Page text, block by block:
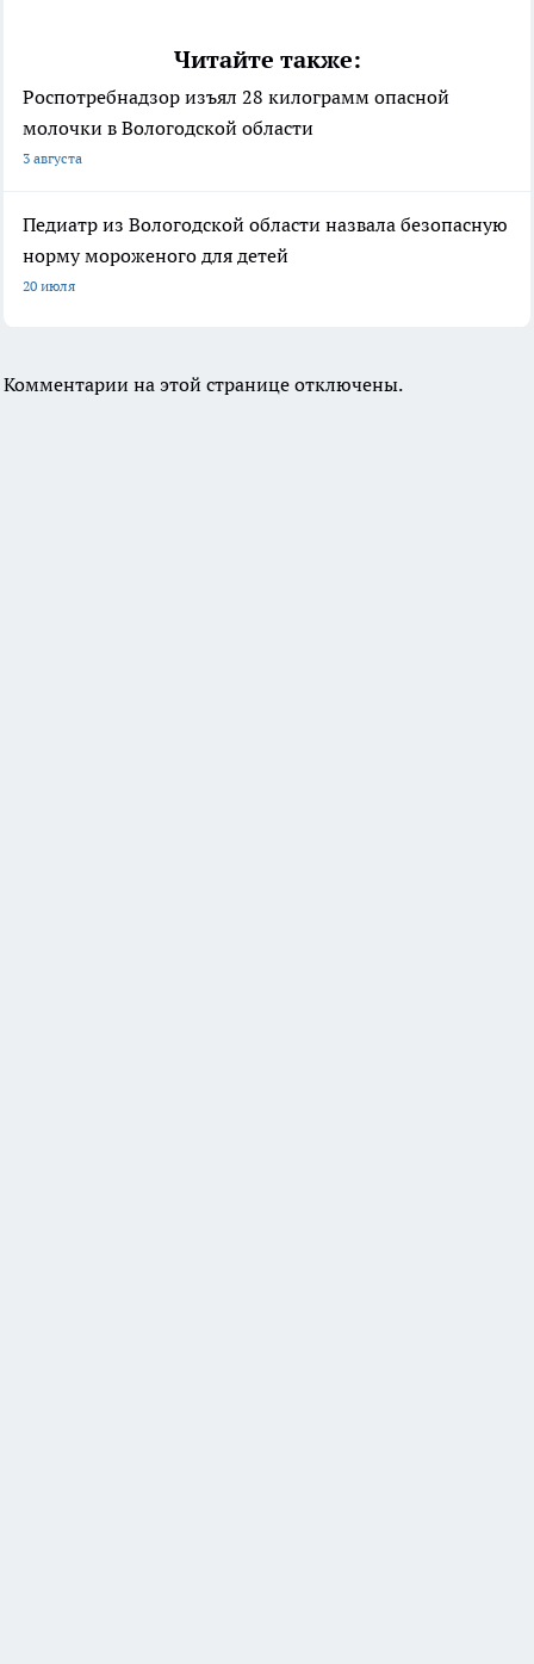
Читайте также:
Роспотребнадзор изъял 28 килограмм опасной
молочки в Вологодской области
3 августа
Педиатр из Вологодской области назвала безопасную
норму мороженого для детей
20 июля
Комментарии на этой странице отключены.